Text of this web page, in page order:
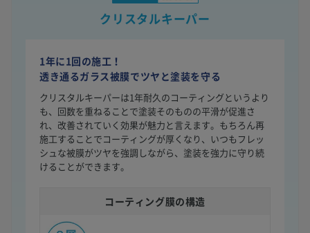
クリスタルキーパー
1年に1回の施工！
透き通るガラス被膜でツヤと塗装を守る
クリスタルキーパーは1年耐久のコーティングというより
も、回数を重ねることで塗装そのものの平滑が促進さ
れ、改善されていく効果が魅力と言えます。もちろん再
施工することでコーティングが厚くなり、いつもフレッ
シュな被膜がツヤを強調しながら、塗装を強力に守り続
けることができます。
コーティング膜の構造